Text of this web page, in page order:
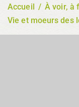
Accueil / À voir, à
Vie et moeurs des